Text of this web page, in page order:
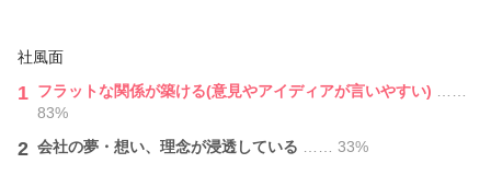
カット+カラー+縮毛矯正コース (SH・B込)
¥19800～
社風面
1 フラットな関係が築ける(意見やアイディアが言いやすい)
83%
2 会社の夢・想い、理念が浸透している …… 33%